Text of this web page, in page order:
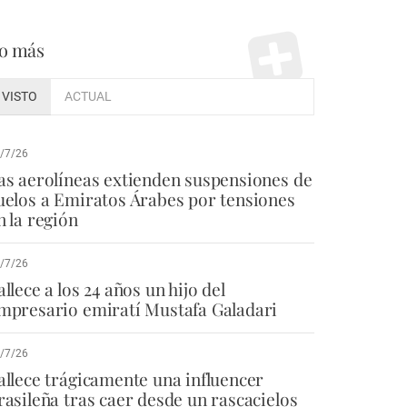
más
VISTO ACTUAL
7/26
aerolíneas extienden suspensiones de
a Emiratos Árabes por tensiones
la región
7/26
a los 24 años un hijo del
emiratí Mustafa Galadari
7/26
trágicamente una influencer
tras caer desde un rascacielos